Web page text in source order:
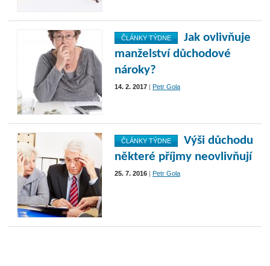
ČLÁNKY TÝDNE
Jak ovlivňuje
manželství důchodové
nároky?
14. 2. 2017 Petr Gola
ČLÁNKY TÝDNE
Výši důchodu
některé příjmy neovlivňují
25. 7. 2016 Petr Gola